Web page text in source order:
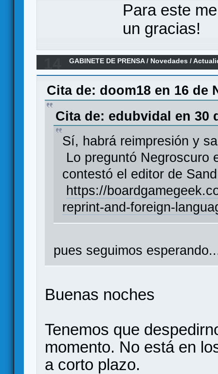
Para este
un gracias!
GABINETE DE PRENSA/ Novedades /
Cita de: doom18 en 16 de
Cita de: edubvidal en 30
Sí, habrá reimpresión y
Lo preguntó Negroscuro
contestó el editor de
https://
reprint-and-foreign-
pues seguimos
Buenas noches
Tenemos que
momento. No está en
a corto plazo.